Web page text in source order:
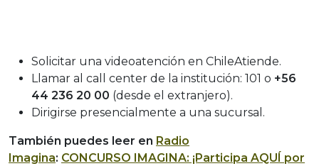
Solicitar una videoatención en ChileAtiende.
Llamar al call center de la institución: 101 o +56
44 236 20 00 (desde el extranjero).
Dirigirse presencialmente a una sucursal.
También puedes leer en Radio
Imagina: CONCURSO IMAGINA: ¡Participa AQUÍ por